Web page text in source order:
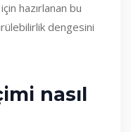
hazırlanan bu
dengesini
nasıl